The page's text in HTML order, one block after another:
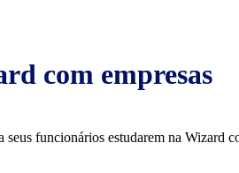
com empresas
seus funcionários estudarem na Wizard